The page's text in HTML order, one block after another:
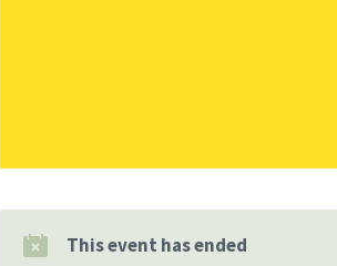
This event has ended